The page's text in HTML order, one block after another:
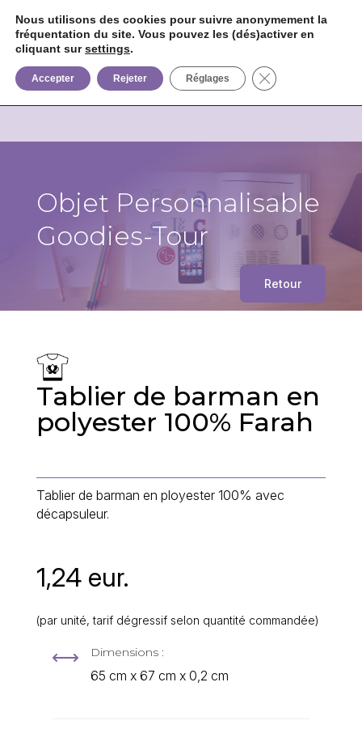
  +33 6 85 75 02 09
Objet Personnalisable
Goodies-Tour
Retour
1,24 eur.
(par unité, tarif dégressif selon quantité commandée)
Tablier de barman en
polyester 100% Farah
Tablier de barman en ployester 100% avec
décapsuleur.
, Dimensions :
65 cm x 67 cm x 0,2 cm
Nous utilisons des cookies pour suivre anonymement la
fréquentation du site. Vous pouvez les (dés)activer en
cliquant sursettings.
Accepter Rejeter Réglages Fermer la